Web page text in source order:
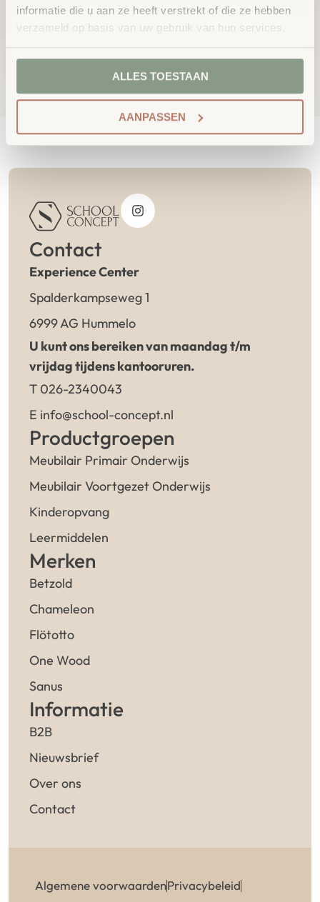
informatie die u aan ze heeft verstrekt of die ze hebben
verzameld op basis van uw gebruik van hun services.
ALLES TOESTAAN
AANPASSEN
€7,35 excl.
€7,35 excl.
Contact
Experience Center
Spalderkampseweg 1
6999 AG Hummelo
U kunt ons bereiken van maandag t/m
vrijdag tijdens kantooruren.
T 026-2340043
E info@school-concept.nl
Productgroepen
Meubilair Primair Onderwijs
Meubilair Voortgezet Onderwijs
Kinderopvang
Leermiddelen
Merken
Betzold
Chameleon
Flötotto
One Wood
Sanus
Informatie
B2B
Nieuwsbrief
Over ons
Contact
Algemene voorwaardenPrivacybeleid